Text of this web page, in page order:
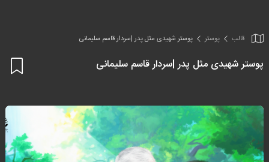
قالب پوستر پوستر شهیدی مثل پدر |سردار قاسم سلیمانی
پوستر شهیدی مثل پدر |سردار قاسم سلیمانی